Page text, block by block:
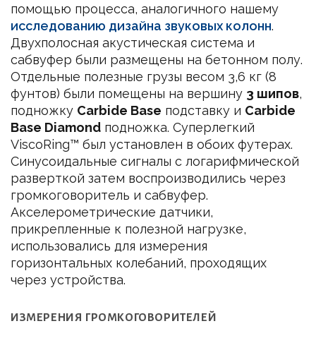
помощью процесса, аналогичного нашему
исследованию дизайна звуковых колонн.
Двухполосная акустическая система и
сабвуфер были размещены на бетонном полу.
Отдельные полезные грузы весом 3,6 кг (8
фунтов) были помещены на вершину 3 шипов,
подножку Carbide Base подставку и Carbide
Base Diamond подножка. Суперлегкий
ViscoRing™ был установлен в обоих футерах.
Синусоидальные сигналы с логарифмической
разверткой затем воспроизводились через
громкоговоритель и сабвуфер.
Акселерометрические датчики,
прикрепленные к полезной нагрузке,
использовались для измерения
горизонтальных колебаний, проходящих
через устройства.
ИЗМЕРЕНИЯ ГРОМКОГОВОРИТЕЛЕЙ